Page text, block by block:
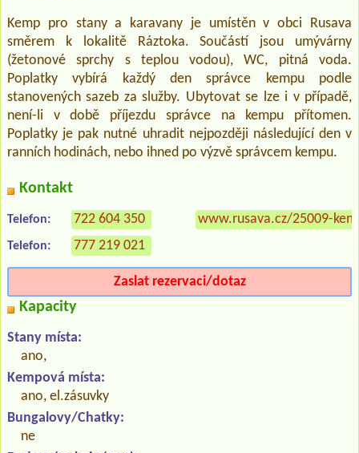
Kemp pro stany a karavany je umístěn v obci Rusava
směrem k lokalitě Ráztoka. Součástí jsou umývárny
(žetonové sprchy s teplou vodou), WC, pitná voda.
Poplatky vybírá každý den správce kempu podle
stanovených sazeb za služby. Ubytovat se lze i v případě,
není-li v době příjezdu správce na kempu přítomen.
Poplatky je pak nutné uhradit nejpozději následující den v
ranních hodinách, nebo ihned po výzvě správcem kempu.
Kontakt
Telefon: 722 604 350
Telefon: 777 219 021
www.rusava.cz/25009-
Zaslat rezervaci/dotaz
Kapacity
Stany místa:
ano,
Kempová místa:
ano, el.zásuvky
Bungalovy/Chatky:
ne